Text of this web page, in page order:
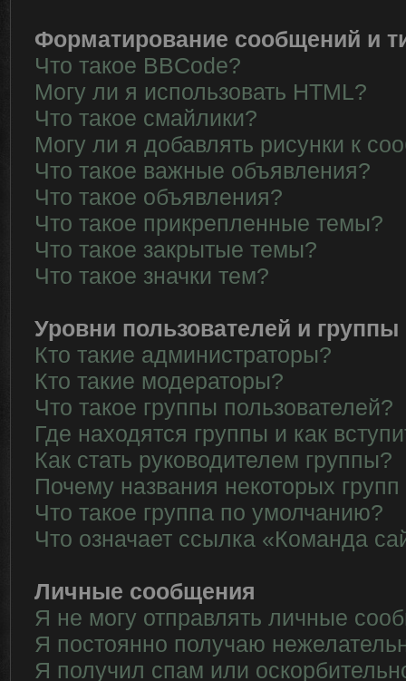
Форматирование сообщений и
Что такое BBCode?
Могу ли я использовать HTML?
Что такое смайлики?
Могу ли я добавлять рисунки к
Что такое важные объявления?
Что такое объявления?
Что такое прикрепленные темы?
Что такое закрытые темы?
Что такое значки тем?
Уровни пользователей и группы
Кто такие администраторы?
Кто такие модераторы?
Что такое группы пользователей?
Где находятся группы и как
Как стать руководителем группы?
Почему названия некоторых
Что такое группа по умолчанию?
Что означает ссылка «Команда
Личные сообщения
Я не могу отправлять личные
Я постоянно получаю
Я получил спам или